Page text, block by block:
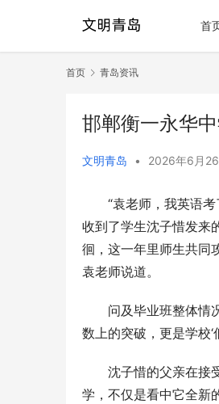
首
首页 青岛资讯
邯郸衡一永华
文明青岛 • 2026年6月
“袁老师，我英语
收到了学生沈子惜发
徊，这一年里师生共同
袁老师说道。
问及毕业班整体情
数上的突破，更是学校
沈子惜的父亲在接
学，不仅是看中它全新